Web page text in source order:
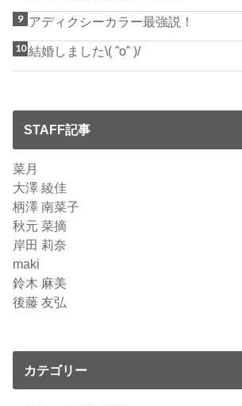
アディクシーカラー最強説！
結婚しました\( ˆoˆ )/
STAFF記事
菜月
大澤 綾佳
柄澤 南菜子
秋元 菜摘
岸田 莉奈
maki
鈴木 麻美
後藤 友弘
カテゴリー